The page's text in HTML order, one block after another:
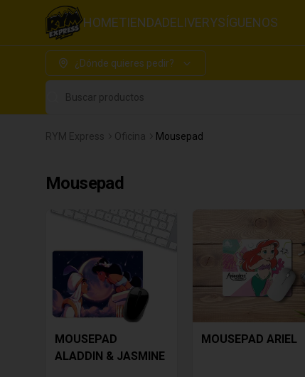
HOMETIENDADELIVERYSÍGUENOS
¿Dónde quieres pedir?
Buscar productos
RYM Express Oficina Mousepad
Mousepad
MOUSEPAD
ALADDIN & JASMINE
MOUSEPAD ARIEL